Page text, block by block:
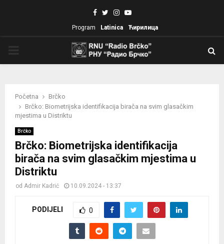
Facebook
TwitterInstagram
Youtube
Program Latinica Ћирилица
Početna
Brčko
Brčko: Biometriјska identifikacija birača na svim glasačkim
mjestima u Distriktu
Brčko
Brčko: Biometriјska identifikacija
birača na svim glasačkim mjestima u
Distriktu
od Admir Kadrić 10.09.2024 - 13:37
PODIJELI 0